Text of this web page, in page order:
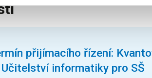
přijímacího řízení:
informatiky pro SŠ